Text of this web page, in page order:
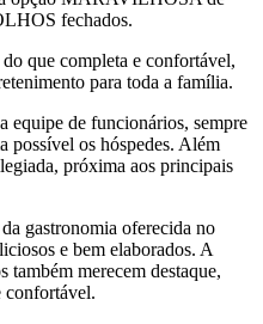
fechados.
que completa e confortável,
para toda a família.
equipe de funcionários, sempre
possível os hóspedes. Além
próxima aos principais
gastronomia oferecida no
e bem elaborados. A
também merecem destaque,
confortável.